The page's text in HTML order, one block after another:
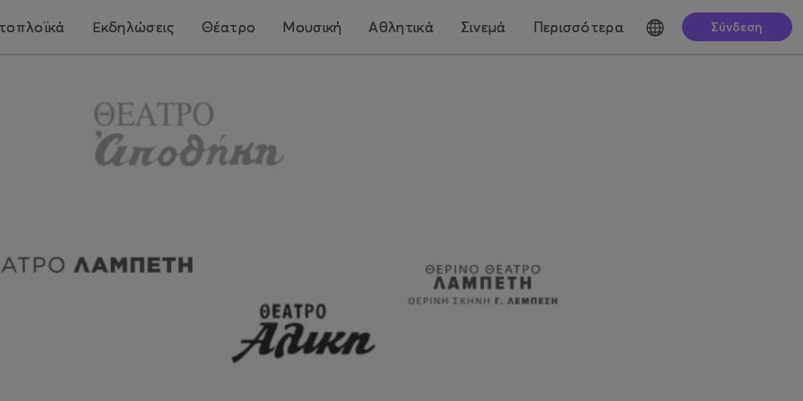
Εκδηλώσεις Θέατρο Μουσική Αθλητικά Σινεμά Περισσότερα Σύνδεση